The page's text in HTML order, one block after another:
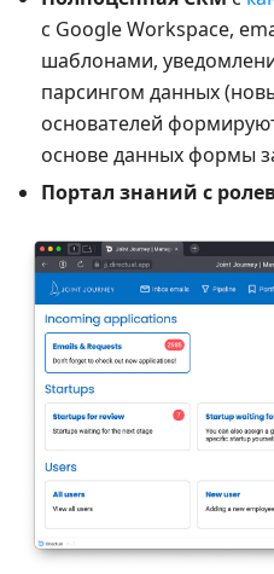
с Google Workspace,
шаблонами,
парсингом данных
основателей
основе данных формы
Портал знаний с